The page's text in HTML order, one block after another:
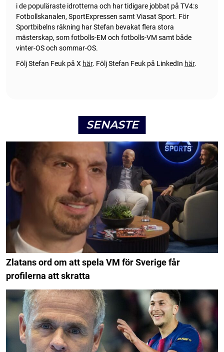
i de populäraste idrotterna och har tidigare jobbat på TV4:s
Fotbollskanalen, SportExpressen samt Viasat Sport. För
Sportbibelns räkning har Stefan bevakat flera stora
mästerskap, som fotbolls-EM och fotbolls-VM samt både
vinter-OS och sommar-OS.
Följ Stefan Feuk på X här. Följ Stefan Feuk på LinkedIn här.
SENASTE
Zlatans ord om att spela VM för Sverige får
profilerna att skratta